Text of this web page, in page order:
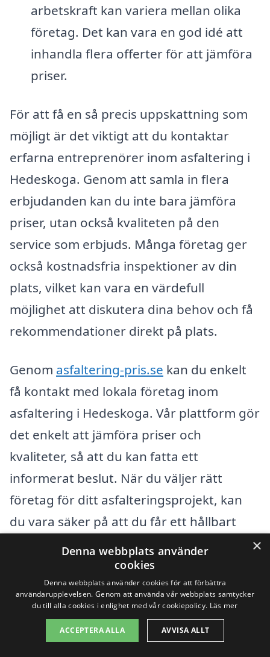
arbetskraft kan variera mellan olika
företag. Det kan vara en god idé att
inhandla flera offerter för att jämföra
priser.
För att få en så precis uppskattning som
möjligt är det viktigt att du kontaktar
erfarna entreprenörer inom asfaltering i
Hedeskoga. Genom att samla in flera
erbjudanden kan du inte bara jämföra
priser, utan också kvaliteten på den
service som erbjuds. Många företag ger
också kostnadsfria inspektioner av din
plats, vilket kan vara en värdefull
möjlighet att diskutera dina behov och få
rekommendationer direkt på plats.
Genom asfaltering-pris.se kan du enkelt
få kontakt med lokala företag inom
asfaltering i Hedeskoga. Vår plattform gör
det enkelt att jämföra priser och
kvaliteter, så att du kan fatta ett
informerat beslut. När du väljer rätt
företag för ditt asfalteringsprojekt, kan
du vara säker på att du får ett hållbart
och prisvärt resultat.
Få 3 erbjudanden, gratis och utan
förpliktelser
×
Denna webbplats använder
cookies
Denna webbplats använder cookies för att förbättra
användarupplevelsen. Genom att använda vår webbplats samtycker
du till alla cookies i enlighet med vår cookiepolicy. Läs mer
ACCEPTERA ALLA AVVISA ALLT